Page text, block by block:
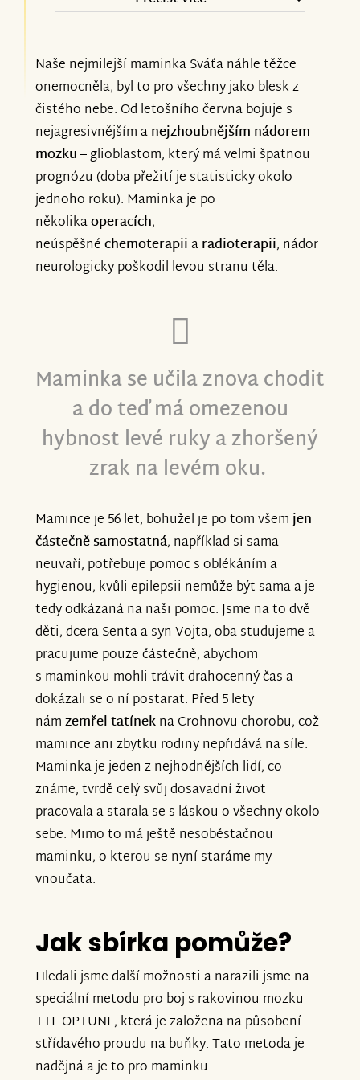
ukončit. Maminku překvapivě vzali velmi
rychle a již zítra ji tam vezeme. Léčbu
tedy dnes, po konzultaci s panem
profesorem Vymazalem, který léčbu
vyvinul, předepsal a i sledoval, bohužel
ukončujeme.
Nějspíše nám bylo jasné, že vzhledem k
povaze onemocnění, k tomuto jednou
dojeme, ale nečekali jsme že tak rychle.
ostatní sbírky na tuto léčbu, kde se
ostatním daří a léčba jim po velmi krátké
době zabrala a přesto, že jsem za to ráda,
že jim to pomohlo, je to pro mě velmi
težké čtení.
Za sbírku jsme neuvěřitelně rádi, povedlo
se vybrat opravdu velké množství financí,
bychom léčbu nemohli mít takto dlouho.
A mě opravdu psychicky pomáhalo číst
milé a krásné vzkazy.
S.
Moc děkujeme i vám, za podporu a
pomoc! ❤️
Naše nejmilejší maminka Sváťa náhle těžce
onemocněla, byl to pro všechny jako blesk z
čistého nebe. Od letošního června bojuje s
nejagresivnějším anejzhoubnějším nádorem
mozku– glioblastom, který má velmi špatnou
prognózu (doba přežití je statisticky okolo
jednoho roku). Maminka je po
několikaoperacích,
neúspěšnéchemoterapiiaradioterapii, nádor
neurologicky poškodil levou stranu těla.
Maminka se učila znova chodit
a do teď má omezenou
hybnost levé ruky a zhoršený
zrak na levém oku.
Mamince je 56 let, bohužel je po tom všemjen
částečně samostatná, například si sama
neuvaří, potřebuje pomoc s oblékáním a
hygienou, kvůli epilepsii nemůže být sama a je
tedy odkázaná na naši pomoc. Jsme na to dvě
děti, dcera Senta a syn Vojta, oba studujeme a
pracujume pouze částečně, abychom
s maminkou mohli trávit drahocenný čas a
dokázali se o ní postarat. Před 5 lety
námzemřel tatínekna Crohnovu chorobu, což
mamince ani zbytku rodiny nepřidává na síle.
Maminka je jeden z nejhodnějších lidí, co
známe, tvrdě celý svůj dosavadní život
pracovala a starala se s láskou o všechny okolo
sebe. Mimo to má ještě nesoběstačnou
maminku, o kterou se nyní staráme my
vnoučata.
Jak sbírka pomůže?
Hledali jsme další možnosti a narazili jsme na
speciální metodu pro boj s rakovinou mozku
TTF OPTUNE, která je založena na působení
střídavého proudu na buňky. Tato metoda je
nadějná a je to pro maminku